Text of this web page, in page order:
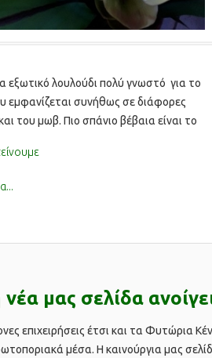
εξωτικό λουλούδι πολύ γνωστό για το
εμφανίζεται συνήθως σε διάφορες
του μωβ. Πιο σπάνιο βέβαια είναι το
μας σελίδα
επιχειρήσεις έτσι και τα Φυτώρια
μέσα. Η καινούργια μας